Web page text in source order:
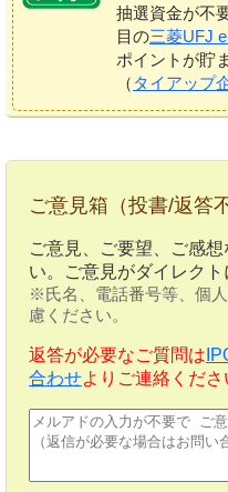
抽選資金が不
目の三菱UFJ
ポイントが貯
（ タイアップ
ご意見箱（投書/返答
ご意見、ご要望、ご感
い。ご意見がダイレクト
※氏名、電話番号等、個
慮ください。
返答が必要なご質問は
合わせよりご連絡くださ